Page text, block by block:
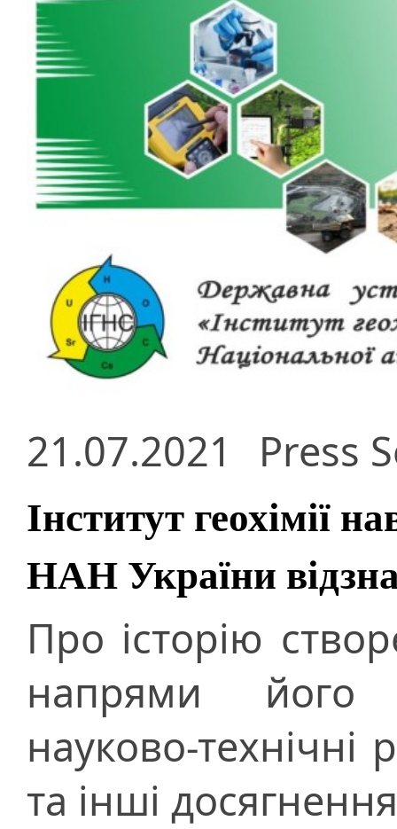
21.07.2021 Press
Інститут геохімії
НАН України
Про історію
напрями його
науково-технічні
та інші досягнення